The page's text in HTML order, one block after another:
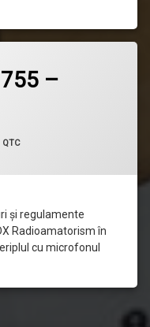
755 –
Categorii:
QTC
și regulamente
Radioamatorism în
cu microfonul